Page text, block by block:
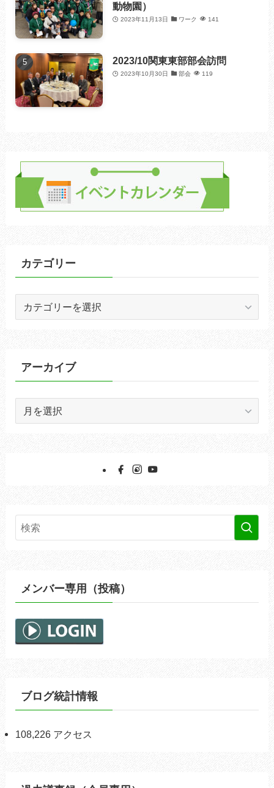
動物園）
2023年11月13日 ワーク 141
2023/10関東東部部会訪問
2023年10月30日 部会 119
カテゴリー
ーアーカイブ
メンバー専用（投稿）
ブログ統計情報
108,226 アクセス